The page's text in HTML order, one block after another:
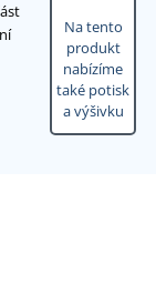
Na tento
produkt
nabízíme
také potisk
a výšivku